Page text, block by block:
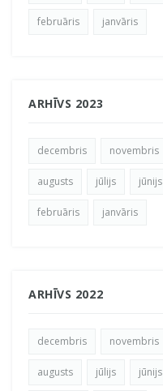
februāris janvāris
ARHĪVS 2023
decembris novembris
augusts jūlijs jūnijs
februāris janvāris
ARHĪVS 2022
decembris novembris
augusts jūlijs jūnijs